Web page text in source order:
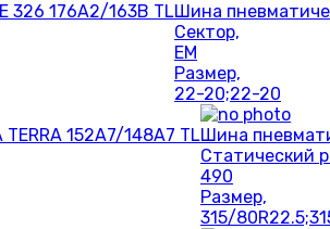
326 176A2/163B TLШина
Сектор,
EM
Размер,
22-20;22-20
152A7/148A7 TLШина
Статический
490
Размер,
315/